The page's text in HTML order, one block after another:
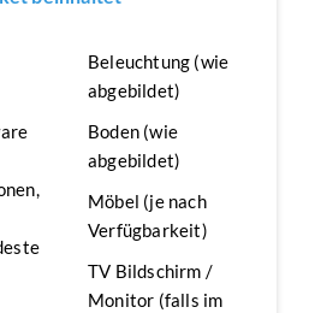
Beleuchtung (wie
abgebildet)
Boden (wie
abgebildet)
Möbel (je nach
Verfügbarkeit)
TV Bildschirm /
Monitor (falls im